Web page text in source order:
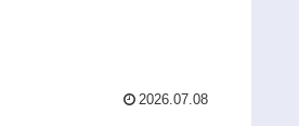
2026.07.08